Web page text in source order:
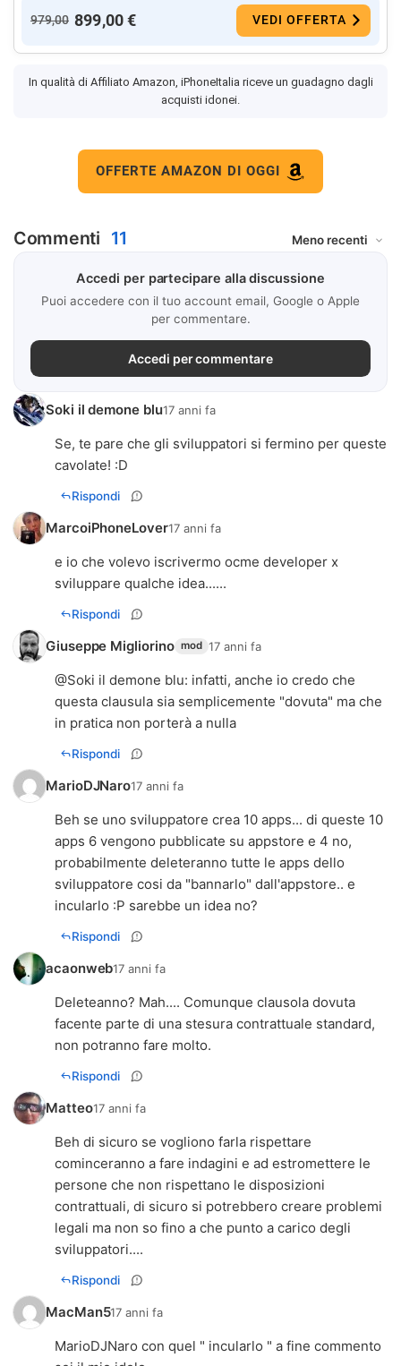
979,00 899,00 € VEDI OFFERTA
In qualità di Affiliato Amazon, iPhoneItalia riceve un guadagno dagli
acquisti idonei.
OFFERTE AMAZON DI OGGI
Commenti 11
Accedi per partecipare alla discussione
Puoi accedere con il tuo account email, Google o Apple
per commentare.
Accedi per commentare
Soki il demone blu17 anni fa
Se, te pare che gli sviluppatori si fermino per queste
cavolate! :D
Rispondi
MarcoiPhoneLover17 anni fa
e io che volevo iscrivermo ocme developer x
sviluppare qualche idea......
Rispondi
Giuseppe Migliorino mod 17 anni fa
@Soki il demone blu: infatti, anche io credo che
questa clausula sia semplicemente "dovuta" ma che
in pratica non porterà a nulla
Rispondi
MarioDJNaro17 anni fa
Beh se uno sviluppatore crea 10 apps... di queste 10
apps 6 vengono pubblicate su appstore e 4 no,
probabilmente deleteranno tutte le apps dello
sviluppatore cosi da "bannarlo" dall'appstore.. e
incularlo :P sarebbe un idea no?
Rispondi
acaonweb17 anni fa
Deleteanno? Mah.... Comunque clausola dovuta
facente parte di una stesura contrattuale standard,
non potranno fare molto.
Rispondi
Matteo17 anni fa
Beh di sicuro se vogliono farla rispettare
cominceranno a fare indagini e ad estromettere le
persone che non rispettano le disposizioni
contrattuali, di sicuro si potrebbero creare problemi
legali ma non so fino a che punto a carico degli
sviluppatori....
Rispondi
MacMan517 anni fa
MarioDJNaro con quel " incularlo " a fine commento